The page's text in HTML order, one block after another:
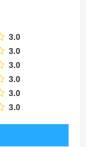
3.0
3.0
3.0
3.0
3.0
3.0